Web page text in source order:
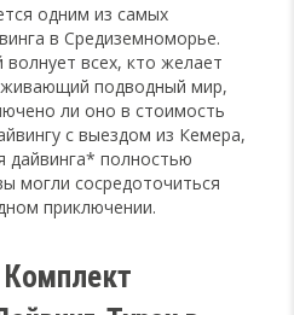
одним из самых
в Средиземноморье.
всех, кто желает
подводный мир,
ли оно в стоимость
с выездом из Кемера,
дайвинга* полностью
могли сосредоточиться
приключении.